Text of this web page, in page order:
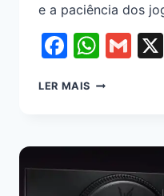
e a paciência dos
LER MAIS